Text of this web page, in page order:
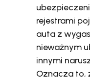
rejestrami
auta z
nieważnym
innymi
Oznacza to,